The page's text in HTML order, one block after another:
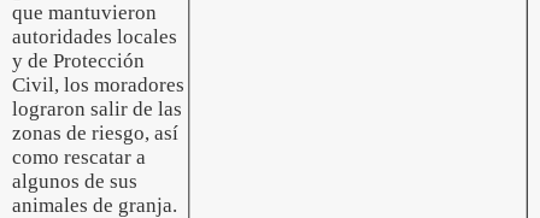
que mantuvieron
autoridades locales
y de Protección
Civil, los moradores
lograron salir de las
zonas de riesgo, así
como rescatar a
algunos de sus
animales de granja.